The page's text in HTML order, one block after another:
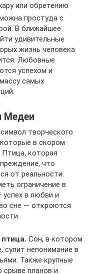
или обретению
простуда с
В ближайшее
удивительные
жизнь человека
Любовные
успехом и
самых
Медеи
творческого
в скором
которая
что
от реальности.
ограничение в
в любви и
сне — откроются
Сон, в котором
сулит непонимание в
Также крупные
планов и